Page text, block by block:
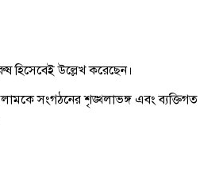
হিসেবেই উল্লেখ করেছেন।
সংগঠনের শৃঙ্খলাভঙ্গ এবং ব্যক্তিগত